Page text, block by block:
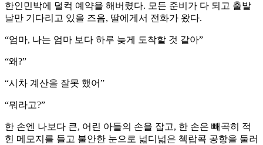
한인민박에 덜컥 예약을 해버렸다. 모든 준비가 다 되고 출발
날만 기다리고 있을 즈음, 딸에게서 전화가 왔다.
“엄마, 나는 엄마 보다 하루 늦게 도착할 것 같아”
“왜?”
“시차 계산을 잘못 했어”
“뭐라고?”
한 손엔 나보다 큰, 어린 아들의 손을 잡고, 한 손은 빼곡히 적
힌 메모지를 들고 불안한 눈으로 넓디넓은 첵랍콕 공항을 둘러